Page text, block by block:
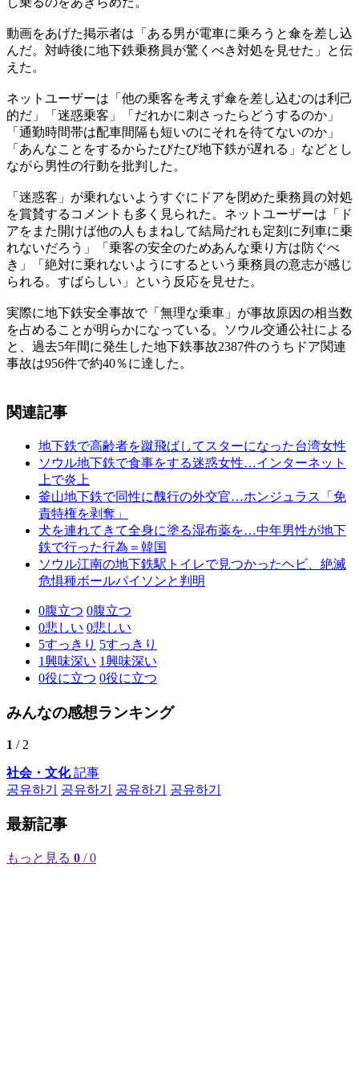
動画をあげた掲示者は「ある男が電車に乗ろうと傘を差し込
んだ。対峙後に地下鉄乗務員が驚くべき対処を見せた」と伝
えた。
ネットユーザーは「他の乗客を考えず傘を差し込むのは利己
的だ」「迷惑乗客」「だれかに刺さったらどうするのか」
「通勤時間帯は配車間隔も短いのにそれを待てないのか」
「あんなことをするからたびたび地下鉄が遅れる」などとし
ながら男性の行動を批判した。
「迷惑客」が乗れないようすぐにドアを閉めた乗務員の対処
を賞賛するコメントも多く見られた。ネットユーザーは「ド
アをまた開けば他の人もまねして結局だれも定刻に列車に乗
れないだろう」「乗客の安全のためあんな乗り方は防ぐべ
き」「絶対に乗れないようにするという乗務員の意志が感じ
られる。すばらしい」という反応を見せた。
実際に地下鉄安全事故で「無理な乗車」が事故原因の相当数
を占めることが明らかになっている。ソウル交通公社による
と、過去5年間に発生した地下鉄事故2387件のうちドア関連
事故は956件で約40％に達した。
関連記事
地下鉄で高齢者を蹴飛ばしてスターになった台湾女性
ソウル地下鉄で食事をする迷惑女性…インターネット
上で炎上
釜山地下鉄で同性に醜行の外交官…ホンジュラス「免
責特権を剥奪」
犬を連れてきて全身に塗る湿布薬を…中年男性が地下
鉄で行った行為＝韓国
ソウル江南の地下鉄駅トイレで見つかったヘビ、絶滅
危惧種ボールパイソンと判明
0腹立つ 0腹立つ
0悲しい 0悲しい
5すっきり 5すっきり
1興味深い 1興味深い
0役に立つ 0役に立つ
みんなの感想ランキング
1 / 2
社会・文化記事
공유하기
공유하기 공유하기 공유하기
最新記事
もっと見る 0 / 0